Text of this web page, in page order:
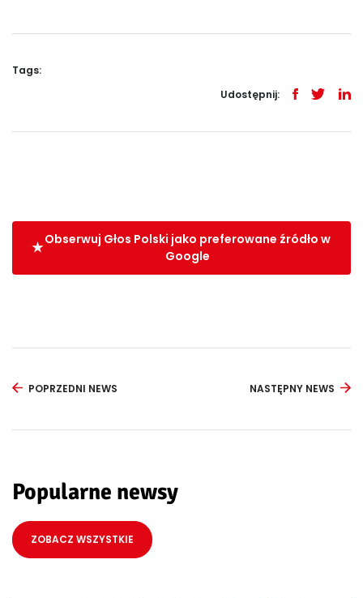
Tags:
Udostępnij:
Obserwuj Głos Polski jako preferowane źródło w
Google
POPRZEDNI NEWS NASTĘPNY NEWS
Popularne newsy
ZOBACZ WSZYSTKIE